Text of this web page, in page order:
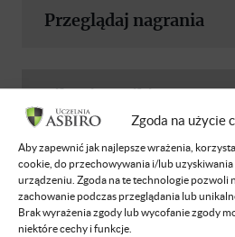
Zgoda na użycie
Aby zapewnić jak najlepsze wrażenia,
cookie, do przechowywania i/lub
urządzeniu. Zgoda na te technologie pozwoli
zachowanie podczas przeglądania lub
Brak wyrażenia zgody lub wycofanie zgody
niektóre cechy i funkcje.
Przeglądaj nagrania
Żadne nagranie nie spełnia